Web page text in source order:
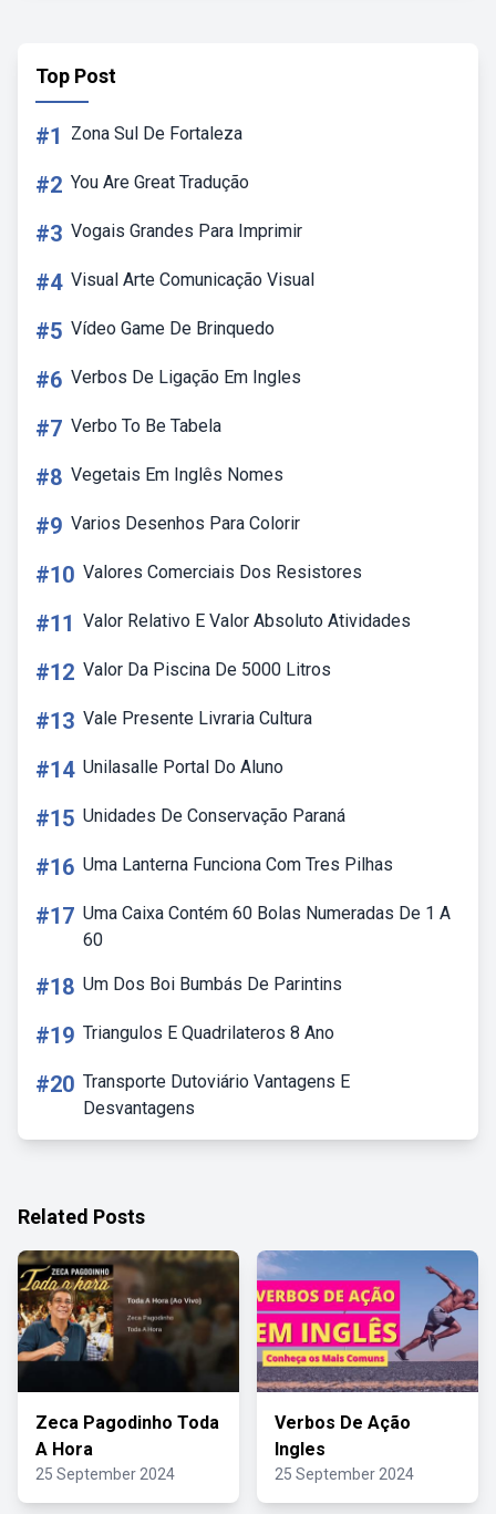
Top Post
#1 Zona Sul De Fortaleza
#2 You Are Great Tradução
#3 Vogais Grandes Para Imprimir
#4 Visual Arte Comunicação Visual
#5 Vídeo Game De Brinquedo
#6 Verbos De Ligação Em Ingles
#7 Verbo To Be Tabela
#8 Vegetais Em Inglês Nomes
#9 Varios Desenhos Para Colorir
#10 Valores Comerciais Dos Resistores
#11 Valor Relativo E Valor Absoluto Atividades
#12 Valor Da Piscina De 5000 Litros
#13 Vale Presente Livraria Cultura
#14 Unilasalle Portal Do Aluno
#15 Unidades De Conservação Paraná
#16 Uma Lanterna Funciona Com Tres Pilhas
#17 Uma Caixa Contém 60 Bolas Numeradas De 1 A
60
#18 Um Dos Boi Bumbás De Parintins
#19 Triangulos E Quadrilateros 8 Ano
#20 Transporte Dutoviário Vantagens E
Desvantagens
Related Posts
Zeca Pagodinho Toda
A Hora
25 September 2024
Verbos De Ação
Ingles
25 September 2024